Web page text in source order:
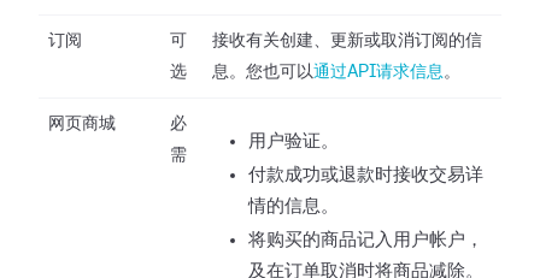
订阅
可
选
接收有关创建、更新或取消订阅的信
息。您也可以通过API请求信息。
网页商城
必
需
用户验证。
付款成功或退款时接收交易详
情的信息。
将购买的商品记入用户帐户，
及在订单取消时将商品减除。